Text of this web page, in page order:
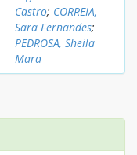
Castro; CORREIA,
Sara Fernandes;
PEDROSA, Sheila
Mara